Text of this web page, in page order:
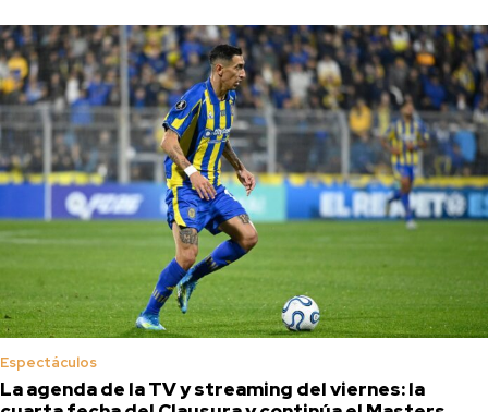
Espectáculos
La agenda de la TV y streaming del viernes: la